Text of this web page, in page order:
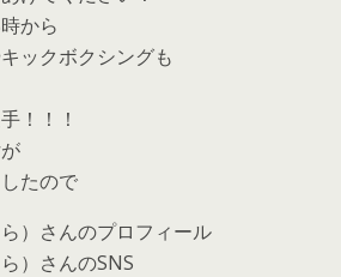
から
ックボクシングも
！！！
たので
）さんのプロフィール
）さんのSNS